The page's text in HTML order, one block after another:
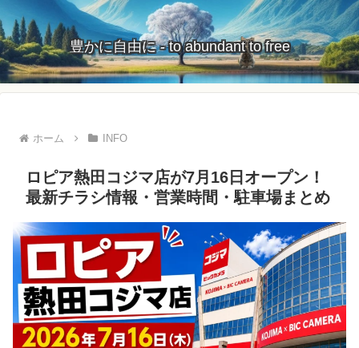
豊かに自由に - to abundant to free
ホーム INFO
ロピア熱田コジマ店が7月16日オープン！
最新チラシ情報・営業時間・駐車場まとめ